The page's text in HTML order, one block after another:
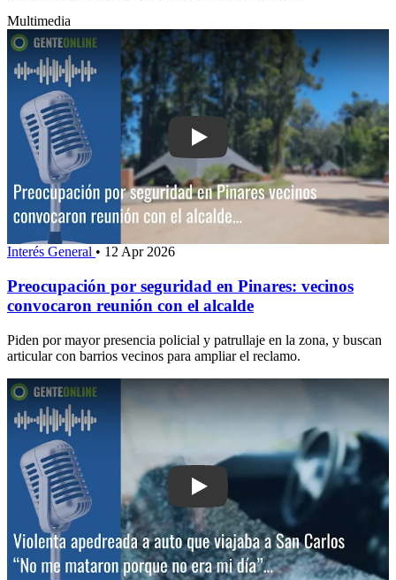
Multimedia
Play: Preocupación por seguridad en
Interés General • 12 Apr 2026
Preocupación por seguridad en Pinares: vecinos
convocaron reunión con el alcalde
Piden por mayor presencia policial y patrullaje en la zona, y buscan
articular con barrios vecinos para ampliar el reclamo.
Play: Violenta apedreada a auto que